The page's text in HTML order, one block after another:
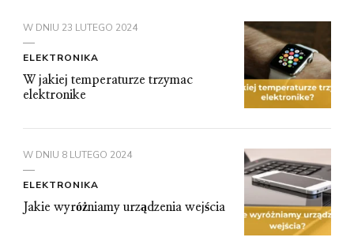
W DNIU 23 LUTEGO 2024
ELEKTRONIKA
W jakiej temperaturze trzymac
elektronike
W DNIU 8 LUTEGO 2024
ELEKTRONIKA
Jakie wyróżniamy urządzenia wejścia